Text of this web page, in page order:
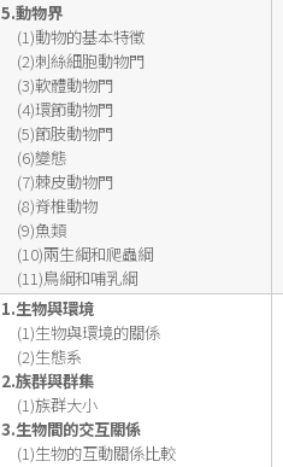
5.動物界
(1)動物的基本特徵
(2)刺絲細胞動物門
(3)軟體動物門
(4)環節動物門
(5)節肢動物門
(6)變態
(7)棘皮動物門
(8)脊椎動物
(9)魚類
(10)兩生綱和爬蟲綱
(11)鳥綱和哺乳綱
1.生物與環境
(1)生物與環境的關係
(2)生態系
2.族群與群集
(1)族群大小
3.生物間的交互關係
(1)生物的互動關係比較